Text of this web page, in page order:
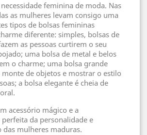
feminina de moda. Nas
as mulheres levam consigo uma
tipos de bolsas femininas
diferente: simples, bolsas de
as pessoas curtirem o seu
uma bolsa de metal e belos
o charme; uma bolsa grande
de objetos e mostrar o estilo
a bolsa elegante é cheia de
acessório mágico e a
da personalidade e
mulheres maduras.